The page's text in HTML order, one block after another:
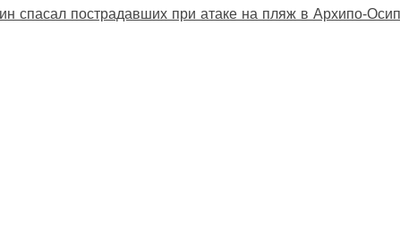
спасал пострадавших при атаке на пляж в